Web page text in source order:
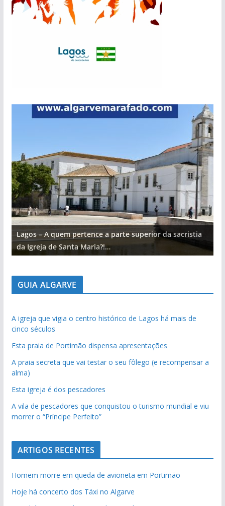
Lagos – A quem pertence a parte superior da sacristia
da Igreja de Santa Maria?!…
GUIA ALGARVE
A igreja que vigia o centro histórico de Lagos há mais de
cinco séculos
Esta praia de Portimão dispensa apresentações
A praia secreta que vai testar o seu fôlego (e recompensar a
alma)
Esta igreja é dos pescadores
A vila de pescadores que conquistou o turismo mundial e viu
morrer o “Príncipe Perfeito”
ARTIGOS RECENTES
Homem morre em queda de avioneta em Portimão
Hoje há concerto dos Táxi no Algarve